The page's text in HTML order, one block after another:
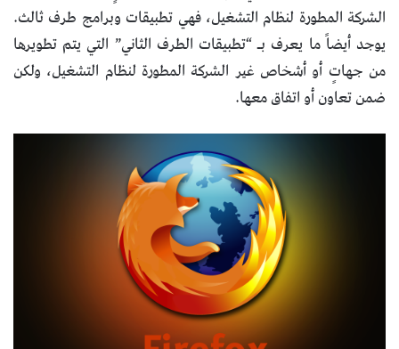
الشركة المطورة لنظام التشغيل، فهي تطبيقات وبرامج طرف ثالث.
يوجد أيضاً ما يعرف بـ “تطبيقات الطرف الثاني” التي يتم تطويرها
من جهاتٍ أو أشخاص غير الشركة المطورة لنظام التشغيل، ولكن
ضمن تعاون أو اتفاق معها.